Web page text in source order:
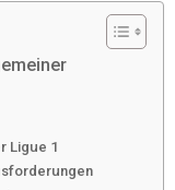
Ligue 1